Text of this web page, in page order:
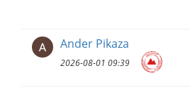
Ander Pikaza
2026-08-01 09:39